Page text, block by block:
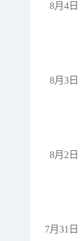
8月4日
8月3日
8月2日
7月31日